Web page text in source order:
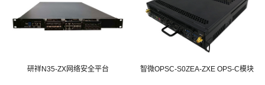
研祥N35-ZX网络安全平台 智微OPSC-S0ZEA-ZXE OPS-C模块